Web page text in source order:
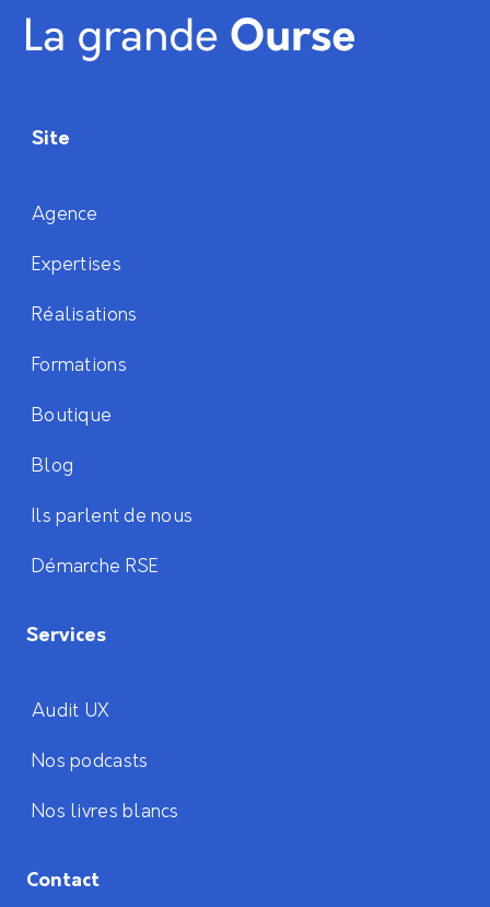
Site
Agence
Expertises
Réalisations
Formations
Boutique
Blog
Ils parlent de nous
Démarche RSE
Services
Audit UX
Nos podcasts
Nos livres blancs
Contact